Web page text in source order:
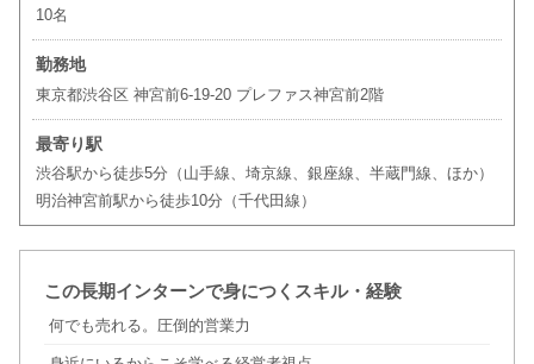
10名
勤務地
東京都渋谷区 神宮前6-19-20 プレファス神宮前2階
最寄り駅
渋谷駅から徒歩5分（山手線、埼京線、銀座線、半蔵門線、ほか）
明治神宮前駅から徒歩10分（千代田線）
この長期インターンで身につくスキル・経験
何でも売れる。圧倒的営業力